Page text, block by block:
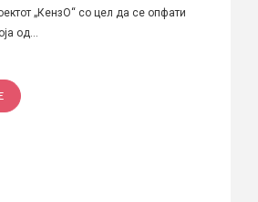
„КензО“ со цел да се опфати
од...